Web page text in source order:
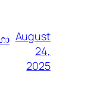
August
24,
2025